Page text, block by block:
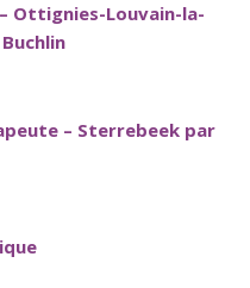
Ottignies-Louvain-la-
– Sterrebeek par